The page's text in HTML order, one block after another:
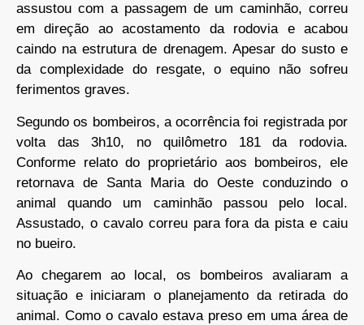
assustou com a passagem de um caminhão, correu
em direção ao acostamento da rodovia e acabou
caindo na estrutura de drenagem. Apesar do susto e
da complexidade do resgate, o equino não sofreu
ferimentos graves.
Segundo os bombeiros, a ocorrência foi registrada por
volta das 3h10, no quilômetro 181 da rodovia.
Conforme relato do proprietário aos bombeiros, ele
retornava de Santa Maria do Oeste conduzindo o
animal quando um caminhão passou pelo local.
Assustado, o cavalo correu para fora da pista e caiu
no bueiro.
Ao chegarem ao local, os bombeiros avaliaram a
situação e iniciaram o planejamento da retirada do
animal. Como o cavalo estava preso em uma área de